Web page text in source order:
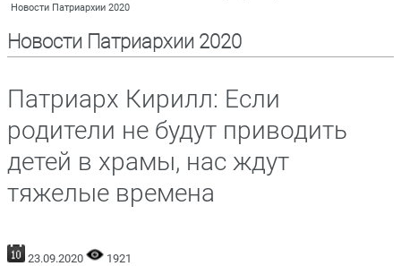
Новости Патриархии 2020
Новости Патриархии 2020
Патриарх Кирилл: Если
родители не будут приводить
детей в храмы, нас ждут
тяжелые времена
23.09.2020
1921